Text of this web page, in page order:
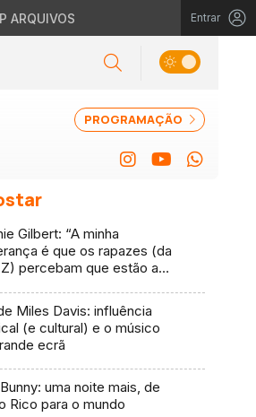
ARQUIVOS Entrar
PROGRAMAÇÃO
Gilbert: “A minha
é que os rapazes (da
percebam que estão a
Miles Davis: influência
(e cultural) e o músico
ecrã
uma noite mais, de
Rico para o mundo